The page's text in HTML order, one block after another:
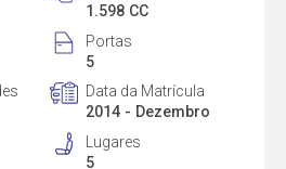
1.598 CC
Portas
5
Data da Matrícula
2014 - Dezembro
Lugares
5